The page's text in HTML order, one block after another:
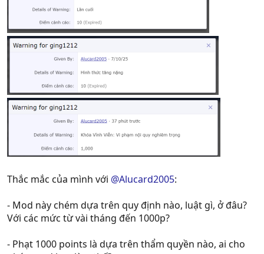
Thắc mắc của mình với @Alucard2005:
- Mod này chém dựa trên quy định nào, luật gì, ở đâu?
Với các mức từ vài tháng đến 1000p?
- Phạt 1000 points là dựa trên thẩm quyền nào, ai cho